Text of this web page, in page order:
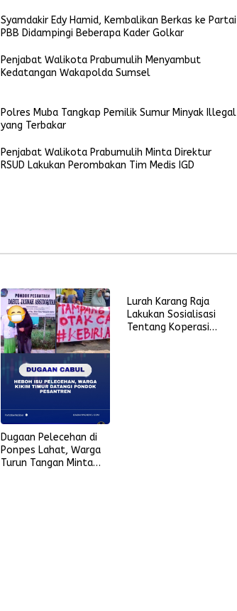
Syamdakir Edy Hamid, Kembalikan Berkas ke Partai
PBB Didampingi Beberapa Kader Golkar
Penjabat Walikota Prabumulih Menyambut
Kedatangan Wakapolda Sumsel
Polres Muba Tangkap Pemilik Sumur Minyak Illegal
yang Terbakar
Penjabat Walikota Prabumulih Minta Direktur
RSUD Lakukan Perombakan Tim Medis IGD
Dugaan Pelecehan di
Ponpes Lahat, Warga
Turun Tangan Minta
Lurah Karang Raja
Lakukan Sosialisasi
Tentang Koperasi